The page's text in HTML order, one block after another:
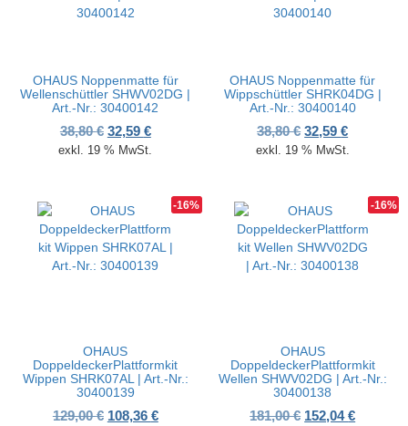
OHAUS Noppenmatte für
Wellenschüttler SHWV02DG |
Art.-Nr.: 30400142
38,80€ Ursprünglicher Preis war: 38,80 €
32,59 €Aktueller Preis ist: 32,59 €.
exkl. 19 % MwSt.
OHAUS Noppenmatte für
Wippschüttler SHRK04DG |
Art.-Nr.: 30400140
38,80€ Ursprünglicher
32,59€Aktueller
exkl. 19 % MwSt.
-16%
OHAUS
DoppeldeckerPlattformkit
Wippen SHRK07AL | Art.-Nr.:
30400139
129,00€ Ursprünglicher Preis war: 129,00 €
108,36 €Aktueller Preis ist: 108,36 €.
-16%
OHAUS
DoppeldeckerPlattformkit
Wellen SHWV02DG | Art.-Nr.:
30400138
181,00€ Ursprünglicher
152,04€